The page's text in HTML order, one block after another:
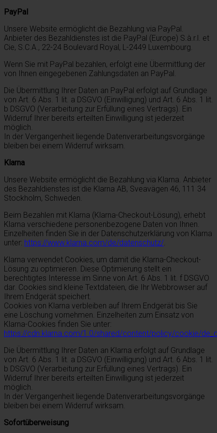
PayPal
Unsere Website ermöglicht die Bezahlung via PayPal.
Anbieter des Bezahldienstes ist die PayPal (Europe) S.à.r.l. et
Cie, S.C.A., 22-24 Boulevard Royal, L-2449 Luxembourg.
Wenn Sie mit PayPal bezahlen, erfolgt eine Übermittlung der
von Ihnen eingegebenen Zahlungsdaten an PayPal.
Die Übermittlung Ihrer Daten an PayPal erfolgt auf Grundlage
von Art. 6 Abs. 1 lit. a DSGVO (Einwilligung) und Art. 6 Abs. 1 lit.
b DSGVO (Verarbeitung zur Erfüllung eines Vertrags). Ein
Widerruf Ihrer bereits erteilten Einwilligung ist jederzeit
möglich.
In der Vergangenheit liegende Datenverarbeitungsvorgänge
bleiben bei einem Widerruf wirksam.
Klarna
Unsere Website ermöglicht die Bezahlung via Klarna. Anbieter
des Bezahldienstes ist die Klarna AB, Sveavägen 46, 111 34
Stockholm, Schweden.
Beim Bezahlen mit Klarna (Klarna-Checkout-Lösung), erhebt
Klarna verschiedene personenbezogene Daten von Ihnen.
Einzelheiten finden Sie in der Datenschutzerklärung von Klarna
unter: https://www.klarna.com/de/datenschutz/.
Klarna verwendet Cookies, um damit die Klarna-Checkout-
Lösung zu optimieren. Diese Optimierung stellt ein
berechtigtes Interesse im Sinne von Art. 6 Abs. 1 lit. f DSGVO
dar. Cookies sind kleine Textdateien, die Ihr Webbrowser auf
Ihrem Endgerät speichert.
Cookies von Klarna verbleiben auf Ihrem Endgerät bis Sie
eine Löschung vornehmen. Einzelheiten zum Einsatz von
Klarna-Cookies finden Sie unter:
https://cdn.klarna.com/1.0/shared/content/policy/cookie/
Die Übermittlung Ihrer Daten an Klarna erfolgt auf Grundlage
von Art. 6 Abs. 1 lit. a DSGVO (Einwilligung) und Art. 6 Abs. 1 lit.
b DSGVO (Verarbeitung zur Erfüllung eines Vertrags). Ein
Widerruf Ihrer bereits erteilten Einwilligung ist jederzeit
möglich.
In der Vergangenheit liegende Datenverarbeitungsvorgänge
bleiben bei einem Widerruf wirksam.
Sofortüberweisung